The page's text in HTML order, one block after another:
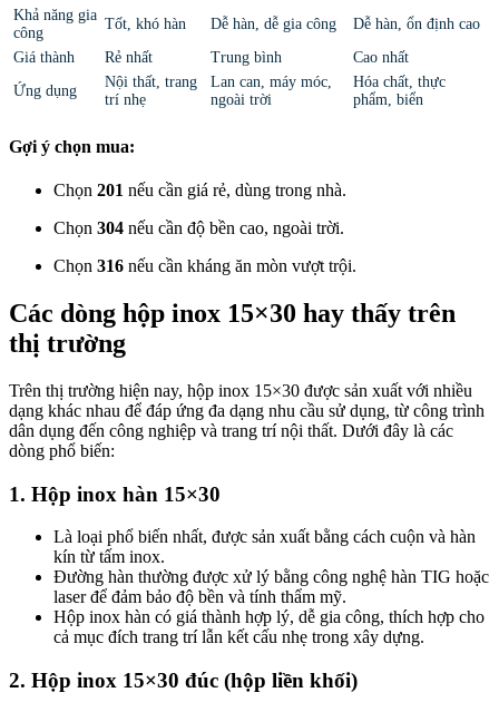
Khả năng gia
công
Tốt, khó hàn Dễ hàn, dễ gia công
Dễ hàn, ổn định cao
Giá thành
Rẻ nhất Trung bình
Cao nhất
Ứng dụng
Nội thất, trang
trí nhẹ
Lan can, máy móc,
ngoài trời
Hóa chất, thực
phẩm, biển
Gợi ý chọn mua:
Chọn 201 nếu cần giá rẻ, dùng trong nhà.
Chọn 304 nếu cần độ bền cao, ngoài trời.
Chọn 316 nếu cần kháng ăn mòn vượt trội.
Các dòng hộp inox 15×30 hay thấy trên
thị trường
Trên thị trường hiện nay, hộp inox 15×30 được sản xuất với nhiều
dạng khác nhau để đáp ứng đa dạng nhu cầu sử dụng, từ công trình
dân dụng đến công nghiệp và trang trí nội thất. Dưới đây là các
dòng phổ biến:
1. Hộp inox hàn 15×30
Là loại phổ biến nhất, được sản xuất bằng cách cuộn và hàn
kín từ tấm inox.
Đường hàn thường được xử lý bằng công nghệ hàn TIG hoặc
laser để đảm bảo độ bền và tính thẩm mỹ.
Hộp inox hàn có giá thành hợp lý, dễ gia công, thích hợp cho
cả mục đích trang trí lẫn kết cấu nhẹ trong xây dựng.
2. Hộp inox 15×30 đúc (hộp liền khối)